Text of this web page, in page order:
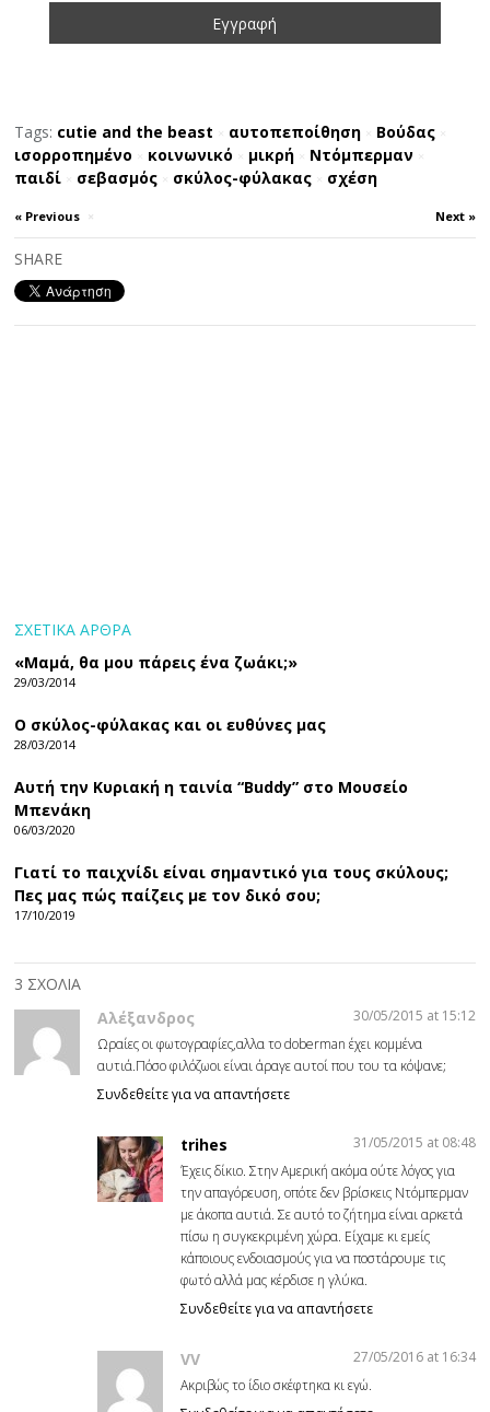
Tags: cutie and the beast αυτοπεποίθηση Βούδας
ισορροπημένο κοινωνικό μικρή Ντόμπερμαν
παιδί σεβασμός σκύλος-φύλακας σχέση
« Previous × Next »
SHARE
ΣΧΕΤΙΚΑ ΑΡΘΡΑ
«Μαμά, θα μου πάρεις ένα ζωάκι;»
29/03/2014
Ο σκύλος-φύλακας και οι ευθύνες μας
28/03/2014
Αυτή την Κυριακή η ταινία “Buddy” στο Μουσείο
Μπενάκη
06/03/2020
Γιατί το παιχνίδι είναι σημαντικό για τους σκύλους;
Πες μας πώς παίζεις με τον δικό σου;
17/10/2019
3 ΣΧΟΛΙΑ
Aλέξανδρος
30/05/2015 at 15:12
Ωραίες οι φωτογραφίες,αλλα το doberman έχει κομμένα
αυτιά.Πόσο φιλόζωοι είναι άραγε αυτοί που του τα κόψανε;
Συνδεθείτε για να απαντήσετε
trihes
31/05/2015 at 08:48
Έχεις δίκιο. Στην Αμερική ακόμα ούτε λόγος για
την απαγόρευση, οπότε δεν βρίσκεις Ντόμπερμαν
με άκοπα αυτιά. Σε αυτό το ζήτημα είναι αρκετά
πίσω η συγκεκριμένη χώρα. Είχαμε κι εμείς
κάποιους ενδοιασμούς για να ποστάρουμε τις
φωτό αλλά μας κέρδισε η γλύκα.
Συνδεθείτε για να απαντήσετε
VV
27/05/2016 at 16:34
Ακριβώς το ίδιο σκέφτηκα κι εγώ.